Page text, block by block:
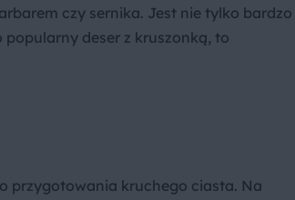
czy sernika. Jest nie tylko bardzo
deser z kruszonką, to
przygotowania kruchego ciasta. Na